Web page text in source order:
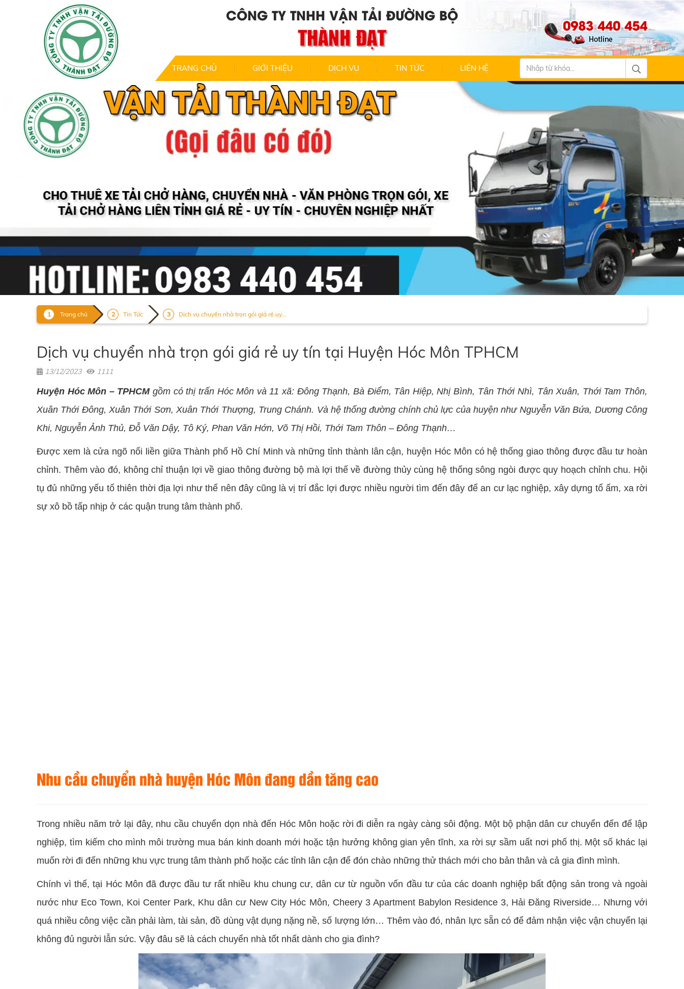
CÔNG TY TNHH VẬN TẢI ĐƯỜNG BỘ
THÀNH ĐẠT 0983 440 454
TRANG CHỦ GIỚI THIỆU DỊCH VỤ TIN TỨC LIÊN HỆ
Trang chủ Tin Tức Dịch vụ chuyển nhà trọn gói giá rẻ uy...
Dịch vụ chuyển nhà trọn gói giá rẻ uy tín tại Huyện Hóc Môn TPHCM
13/12/2023 1111
Huyện Hóc Môn – TPHCMgồm có thị trấn Hóc Môn và 11 xã: Đông Thạnh, Bà Điểm, Tân Hiệp, Nhị Bình, Tân Thới Nhì, Tân Xuân, Thới Tam Thôn,
Xuân Thới Đông, Xuân Thới Sơn, Xuân Thới Thượng, Trung Chánh. Và hệ thống đường chính chủ lực của huyện như Nguyễn Văn Bứa, Dương Công
Khi, Nguyễn Ảnh Thủ, Đỗ Văn Dậy, Tô Ký, Phan Văn Hớn, Võ Thị Hồi, Thới Tam Thôn – Đông Thạnh…
Được xem là cửa ngõ nối liền giữa Thành phố Hồ Chí Minh và những tỉnh thành lân cận, huyện Hóc Môn có hệ thống giao thông được đầu tư hoàn
chỉnh. Thêm vào đó, không chỉ thuận lợi về giao thông đường bộ mà lợi thế về đường thủy cùng hệ thống sông ngòi được quy hoạch chỉnh chu. Hội
tụ đủ những yếu tố thiên thời địa lợi như thế nên đây cũng là vị trí đắc lợi được nhiều người tìm đến đây để an cư lạc nghiệp, xây dựng tổ ấm, xa rời
sự xô bồ tấp nhịp ở các quận trung tâm thành phố.
Nhu cầu chuyển nhà huyện Hóc Môn đang dần tăng cao
Trong nhiều năm trở lại đây, nhu cầu chuyển dọn nhà đến Hóc Môn hoặc rời đi diễn ra ngày càng sôi động. Một bộ phận dân cư chuyển đến để lập
nghiệp, tìm kiếm cho mình môi trường mua bán kinh doanh mới hoặc tận hưởng không gian yên tĩnh, xa rời sự sầm uất nơi phố thị. Một số khác lại
muốn rời đi đến những khu vực trung tâm thành phố hoặc các tỉnh lân cận để đón chào những thử thách mới cho bản thân và cả gia đình mình.
Chính vì thế, tại Hóc Môn đã được đầu tư rất nhiều khu chung cư, dân cư từ nguồn vốn đầu tư của các doanh nghiệp bất động sản trong và ngoài
nước như Eco Town, Koi Center Park, Khu dân cư New City Hóc Môn, Cheery 3 Apartment Babylon Residence 3, Hải Đăng Riverside… Nhưng với
quá nhiều công việc cần phải làm, tài sản, đồ dùng vật dụng nặng nề, số lượng lớn… Thêm vào đó, nhân lực sẵn có để đảm nhận việc vận chuyển lại
không đủ người lẫn sức. Vậy đâu sẽ là cách chuyển nhà tốt nhất dành cho gia đình?